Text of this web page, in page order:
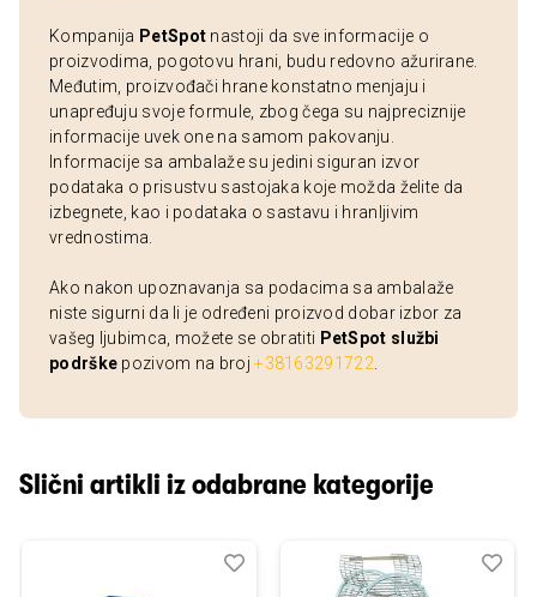
Kompanija PetSpot nastoji da sve informacije o
proizvodima, pogotovu hrani, budu redovno ažurirane.
Međutim, proizvođači hrane konstatno menjaju i
unapređuju svoje formule, zbog čega su najpreciznije
informacije uvek one na samom pakovanju.
Informacije sa ambalaže su jedini siguran izvor
podataka o prisustvu sastojaka koje možda želite da
izbegnete, kao i podataka o sastavu i hranljivim
vrednostima.
Ako nakon upoznavanja sa podacima sa ambalaže
niste sigurni da li je određeni proizvod dobar izbor za
vašeg ljubimca, možete se obratiti PetSpot službi
podrške pozivom na broj+38163291722
Slični artikli iz odabrane kategorije
Dodaj
Uporedi